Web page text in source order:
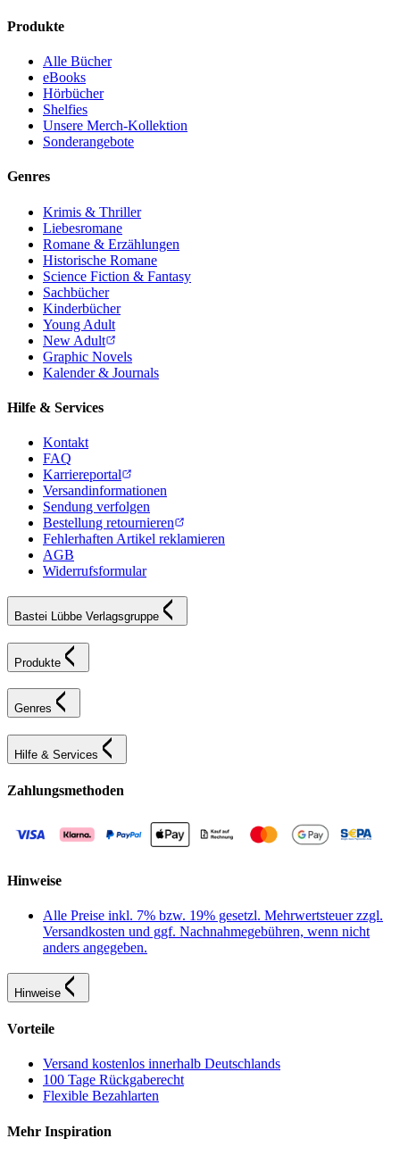
Produkte
Alle Bücher
eBooks
Hörbücher
Shelfies
Unsere Merch-Kollektion
Sonderangebote
Genres
Krimis & Thriller
Liebesromane
Romane & Erzählungen
Historische Romane
Science Fiction & Fantasy
Sachbücher
Kinderbücher
Young Adult
New Adult
Graphic Novels
Kalender & Journals
Hilfe & Services
Kontakt
FAQ
Karriereportal
Versandinformationen
Sendung verfolgen
Bestellung retournieren
Fehlerhaften Artikel reklamieren
AGB
Widerrufsformular
Bastei Lübbe Verlagsgruppe
Produkte
Genres
Hilfe & Services
Zahlungsmethoden
Hinweise
Alle Preise inkl. 7% bzw. 19% gesetzl. Mehrwertsteuer zzgl.
Versandkosten und ggf. Nachnahmegebühren, wenn nicht
anders angegeben.
Hinweise
Vorteile
Versand kostenlos innerhalb Deutschlands
100 Tage Rückgaberecht
Flexible Bezahlarten
Mehr Inspiration